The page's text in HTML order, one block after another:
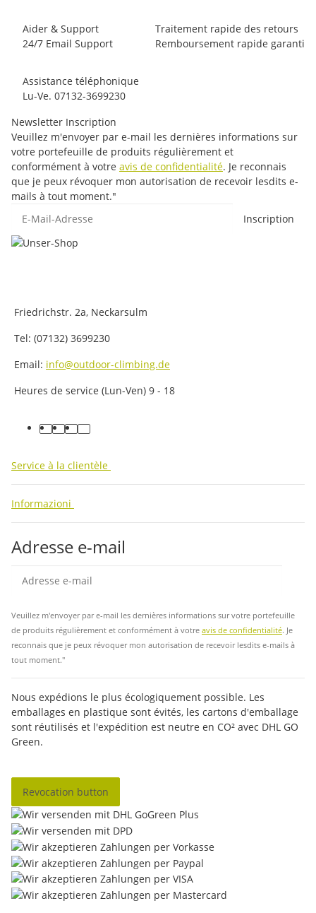
Aider & Support
24/7 Email Support
Traitement rapide des retours
Remboursement rapide garanti
Assistance téléphonique
Lu-Ve. 07132-3699230
Newsletter Inscription
Veuillez m'envoyer par e-mail les dernières informations sur
votre portefeuille de produits régulièrement et
conformément à votre avis de confidentialité. Je reconnais
que je peux révoquer mon autorisation de recevoir lesdits e-
mails à tout moment."
Inscription
Friedrichstr. 2a, Neckarsulm
Tel: (07132) 3699230
Email: info@outdoor-climbing.de
Heures de service (Lun-Ven) 9 - 18
facebook
youtube
instagram
tiktok
Service à la clientèle
Informazioni
Adresse e-mail
Veuillez m'envoyer par e-mail les dernières informations sur votre portefeuille
de produits régulièrement et conformément à votre avis de confidentialité. Je
reconnais que je peux révoquer mon autorisation de recevoir lesdits e-mails à
tout moment."
Nous expédions le plus écologiquement possible. Les
emballages en plastique sont évités, les cartons d'emballage
sont réutilisés et l'expédition est neutre en CO² avec DHL GO
Green.
Revocation button